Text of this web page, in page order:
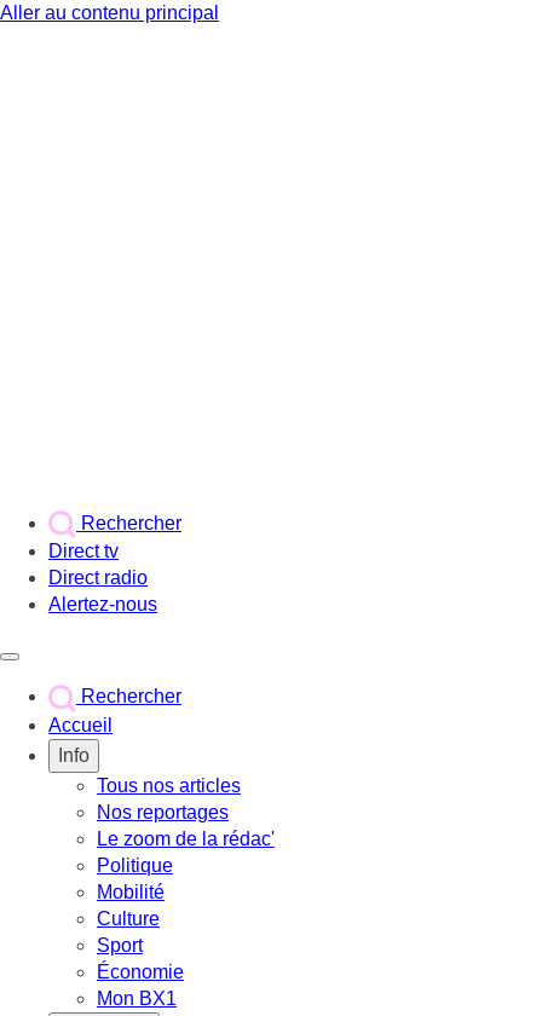
Aller au contenu principal
Rechercher
Direct tv
Direct radio
Alertez-nous
Rechercher
Accueil
Info
Tous nos articles
Nos reportages
Le zoom de la rédac'
Politique
Mobilité
Culture
Sport
Économie
Mon BX1